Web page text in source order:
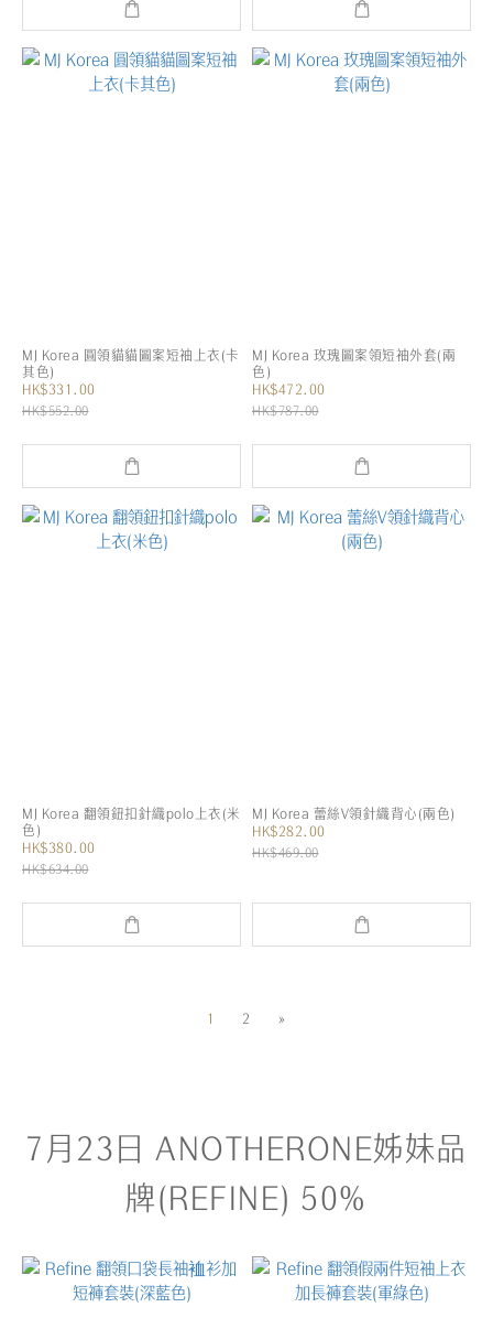
MJ Korea 圓領貓貓圖案短袖上衣(卡
其色)
HK$331.00
HK$552.00
MJ Korea 玫瑰圖案領短袖外套(兩
色)
HK$472.00
HK$787.00
MJ Korea 翻領鈕扣針織polo上衣(米
色)
HK$380.00
HK$634.00
MJ Korea 蕾絲V領針織背心(兩色)
HK$282.00
HK$469.00
1 2 »
7月23日 ANOTHERONE姊妹品
牌(REFINE) 50%